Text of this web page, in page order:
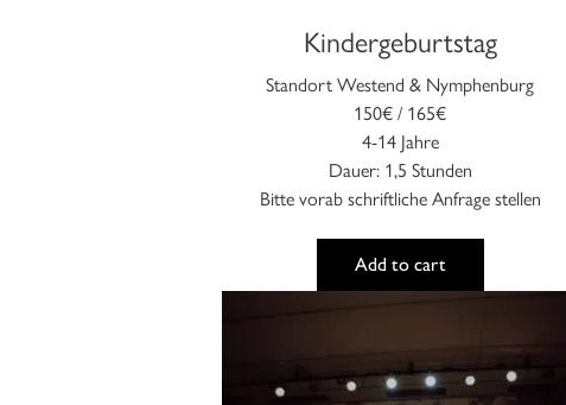
Kindergeburtstag
Standort Westend & Nymphenburg
150€ / 165€
4-14 Jahre
Dauer: 1,5 Stunden
Bitte vorab schriftliche Anfrage stellen
Add to cart
weist
Varianten
auf.
Die
Optionen
können
auf
der
Produktseite
weist
mehrere